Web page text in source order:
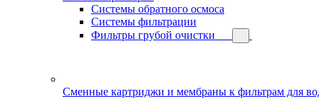
Системы обратного осмоса
Системы фильтрации
Фильтры грубой очистки
Сменные картриджи и мембраны к фильтрам для